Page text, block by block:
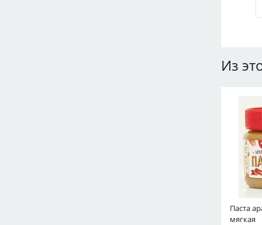
Из
Паста
мягкая